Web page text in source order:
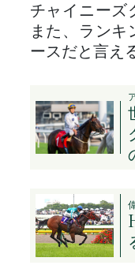
チャイニーズ
また、ランキ
ースだと言え